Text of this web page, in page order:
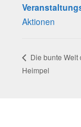
Aktionen
Die bun­te
Heimpel